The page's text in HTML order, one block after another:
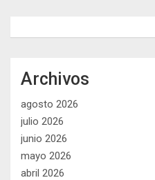
Archivos
agosto 2026
julio 2026
junio 2026
mayo 2026
abril 2026